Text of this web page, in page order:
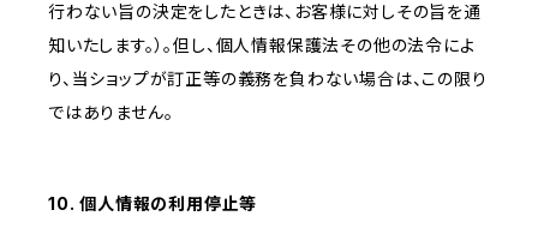
行わない旨の決定をしたときは、お客様に対しその旨を通
知いたします。）。但し、個人情報保護法その他の法令によ
り、当ショップが訂正等の義務を負わない場合は、この限り
ではありません。
10. 個人情報の利用停止等